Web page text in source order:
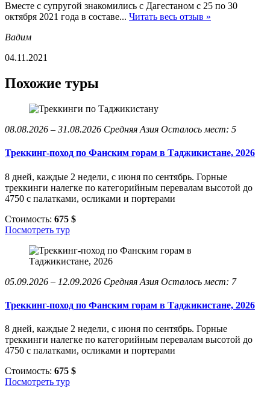
Вместе с супругой знакомились с Дагестаном с 25 по 30
октября 2021 года в составе... Читать весь отзыв »
Вадим
04.11.2021
Похожие туры
08.08.2026 – 31.08.2026 Средняя Азия Осталось мест: 5
Треккинг-поход по Фанским горам в Таджикистане, 2026
8 дней, каждые 2 недели, с июня по сентябрь. Горные
треккинги налегке по категорийным перевалам высотой до
4750 с палатками, осликами и портерами
Стоимость: 675 $
Посмотреть тур
05.09.2026 – 12.09.2026 Средняя Азия Осталось мест: 7
Треккинг-поход по Фанским горам в Таджикистане, 2026
8 дней, каждые 2 недели, с июня по сентябрь. Горные
треккинги налегке по категорийным перевалам высотой до
4750 с палатками, осликами и портерами
Стоимость: 675 $
Посмотреть тур